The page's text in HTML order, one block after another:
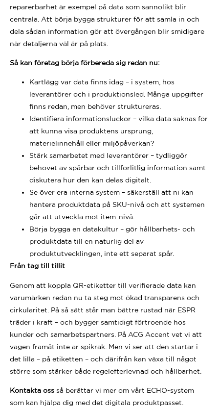
reparerbarhet är exempel på data som sannolikt blir
centrala. Att börja bygga strukturer för att samla in och
dela sådan information gör att övergången blir smidigare
när detaljerna väl är på plats.
Så kan företag börja förbereda sig redan nu:
Kartlägg var data finns idag – i system, hos
leverantörer och i produktionsled. Många uppgifter
finns redan, men behöver struktureras.
Identifiera informationsluckor – vilka data saknas för
att kunna visa produktens ursprung,
materielinnehåll eller miljöpåverkan?
Stärk samarbetet med leverantörer – tydliggör
behovet av spårbar och tillförlitlig information samt
diskutera hur den kan delas digitalt.
Se över era interna system – säkerställ att ni kan
hantera produktdata på SKU-nivå och att systemen
går att utveckla mot item-nivå.
Börja bygga en datakultur – gör hållbarhets- och
produktdata till en naturlig del av
produktutvecklingen, inte ett separat spår.
Från tag till tillit
Genom att koppla QR-etiketter till verifierade data kan
varumärken redan nu ta steg mot ökad transparens och
cirkularitet. På så sätt står man bättre rustad när ESPR
träder i kraft – och bygger samtidigt förtroende hos
kunder och samarbetspartners. På ACG Accent vet vi att
vägen framåt inte är spikrak. Men vi ser att den startar i
det lilla – på etiketten – och därifrån kan växa till något
större som stärker både regelefterlevnad och hållbarhet.
Kontakta oss så berättar vi mer om vårt ECHO-system
som kan hjälpa dig med det digitala produktpasset.